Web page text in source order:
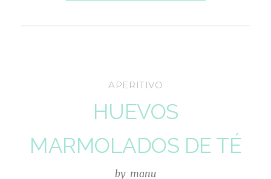
APERITIVO
HUEVOS
MARMOLADOS DE TÉ
by manu